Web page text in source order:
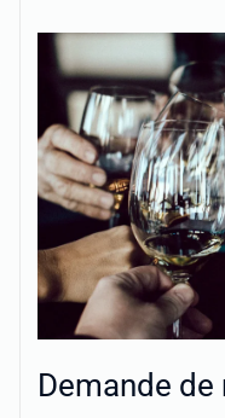
Demande